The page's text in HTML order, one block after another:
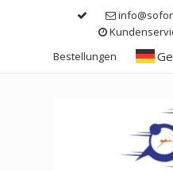
Bestellungen